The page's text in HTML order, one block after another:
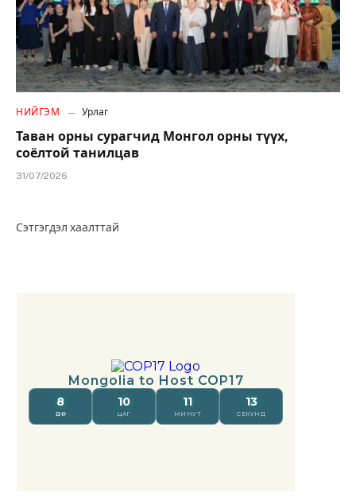
НИЙГЭМ Урлаг
Таван орны сурагчид Монгол орны түүх,
соёлтой танилцав
31/07/2026
Сэтгэгдэл хаалттай